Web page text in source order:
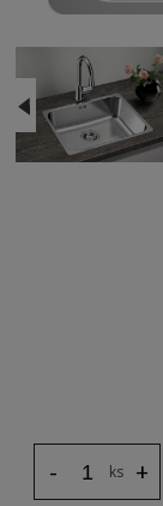
ks +
-